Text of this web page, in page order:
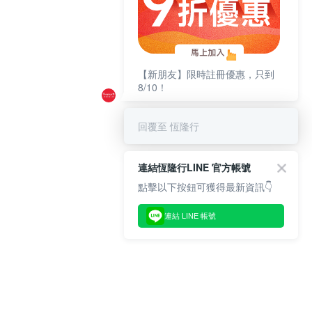
【新朋友】限時註冊優惠，只到
8/10！
回覆至 恆隆行
連結恆隆行LINE 官方帳號
點擊以下按鈕可獲得最新資訊👇
連結 LINE 帳號